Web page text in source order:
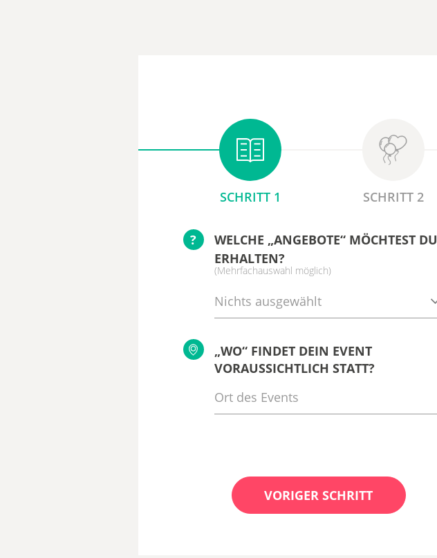
SCHRITT 1 SCHRITT 2
?
WELCHE „ANGEBOTE“ MÖCHTEST DU
ERHALTEN?
(Mehrfachauswahl möglich)
Nichts ausgewählt
„WO“ FINDET DEIN EVENT
VORAUSSICHTLICH STATT?
VORIGER SCHRITT